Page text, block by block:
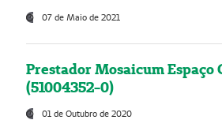
07 de Maio de 2021
Prestador Mosaicum Espaço
(51004352-0)
01 de Outubro de 2020